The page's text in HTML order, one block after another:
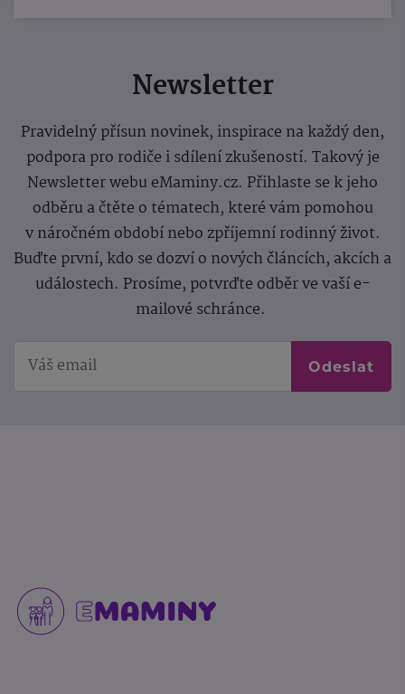
Newsletter
Pravidelný přísun novinek, inspirace na každý den,
podpora pro rodiče i sdílení zkušeností. Takový je
Newsletter webu eMaminy.cz. Přihlaste se k jeho
odběru a čtěte o tématech, které vám pomohou
v náročném období nebo zpříjemní rodinný život.
Buďte první, kdo se dozví o nových článcích, akcích a
událostech. Prosíme, potvrďte odběr ve vaší e-
mailové schránce.
Odeslat